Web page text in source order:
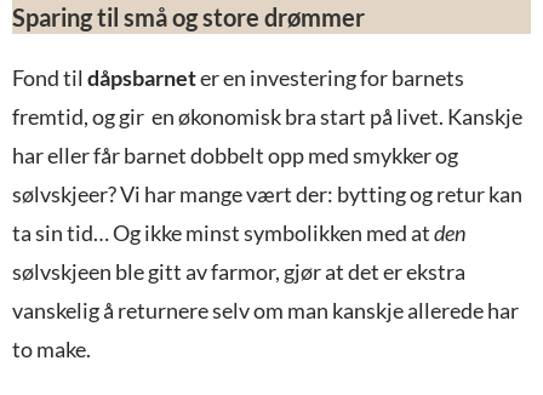
Sparing til små og store drømmer
Fond til dåpsbarneter en investering for barnets
fremtid, og gir en økonomisk bra start på livet. Kanskje
har eller får barnet dobbelt opp med smykker og
sølvskjeer? Vi har mange vært der: bytting og retur kan
ta sin tid… Og ikke minst symbolikken med atden
sølvskjeen ble gitt av farmor, gjør at det er ekstra
vanskelig å returnere selv om man kanskje allerede har
to make.